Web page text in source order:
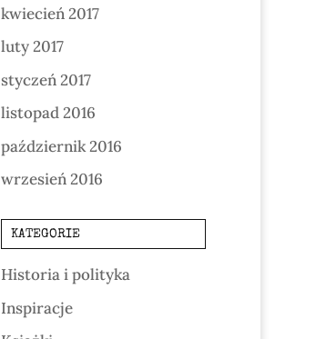
kwiecień 2017
luty 2017
styczeń 2017
listopad 2016
październik 2016
wrzesień 2016
KATEGORIE
Historia i polityka
Inspiracje